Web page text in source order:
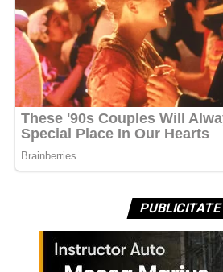
PUBLICITATE